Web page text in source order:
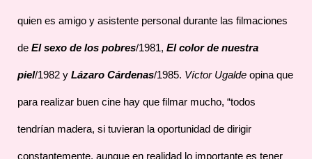
quien es amigo y asistente personal durante las filmaciones
de El sexo de los pobres/1981, El color de nuestra
piel/1982 y Lázaro Cárdenas/1985. Víctor Ugalde opina que
para realizar buen cine hay que filmar mucho, “todos
tendrían madera, si tuvieran la oportunidad de dirigir
constantemente, aunque en realidad lo importante es tener